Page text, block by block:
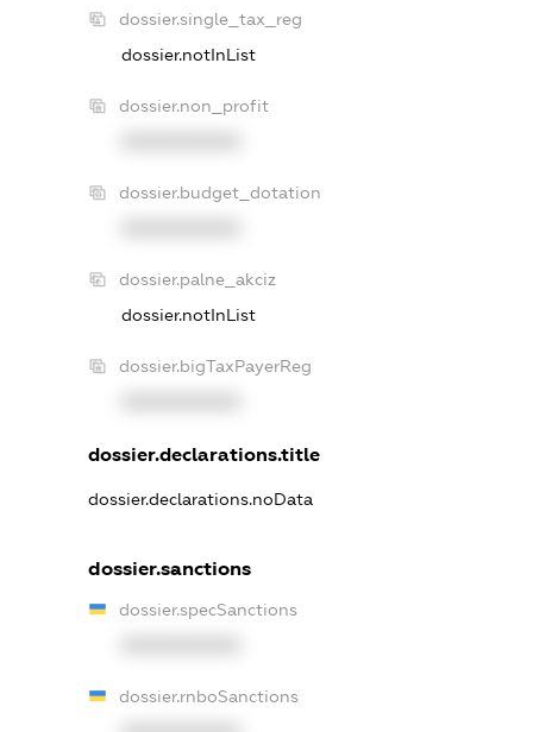
dossier.single_tax_reg
dossier.notInList
dossier.non_profit
dossier.budget_dotation
dossier.palne_akciz
dossier.notInList
dossier.bigTaxPayerReg
dossier.declarations.title
dossier.declarations.noData
dossier.sanctions
dossier.specSanctions
dossier.rnboSanctions